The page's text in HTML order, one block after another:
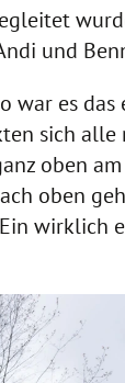
und
war es
sich
oben
oben
wirklich